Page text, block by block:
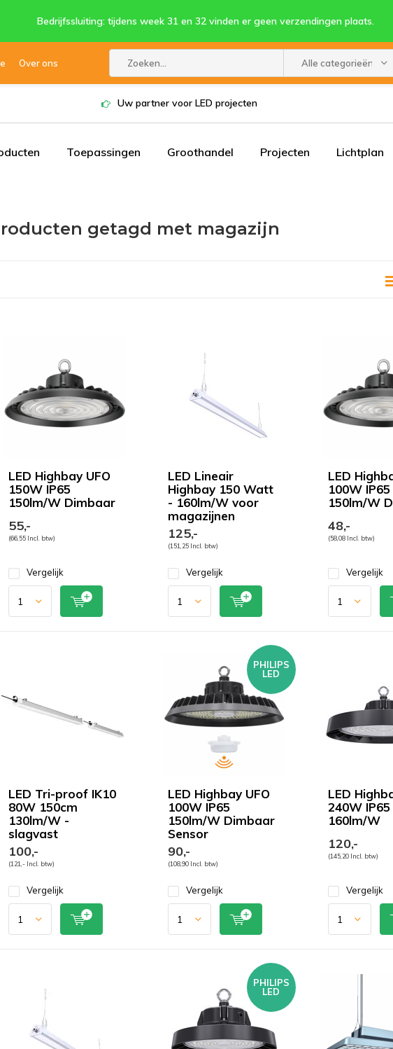
Over ons Alle categorieën
Bedrijfssluiting: tijdens week 31 en 32 vinden er geen verzendingen plaats.
Uw partner voor LED projecten
Toepassingen Groothandel Projecten Lichtplan
getagd met magazijn
LED Highbay UFO
150W IP65
150lm/W Dimbaar
55,-
(66,55 Incl. btw)
Vergelijk
LED Lineair
Highbay 150 Watt
- 160lm/W voor
magazijnen
125,-
(151,25 Incl. btw)
Vergelijk
LED
100W IP65
150lm/W
48,-
(58,08 Incl. btw)
Vergelijk
LED Tri-proof IK10
80W 150cm
130lm/W -
slagvast
100,-
(121,- Incl. btw)
Vergelijk
LED Highbay UFO
100W IP65
150lm/W Dimbaar
Sensor
PHILIPS
LED
90,-
(108,90 Incl. btw)
Vergelijk
LED
240W IP65
160lm/W
120,-
(145,20 Incl. btw)
Vergelijk
PHILIPS
LED